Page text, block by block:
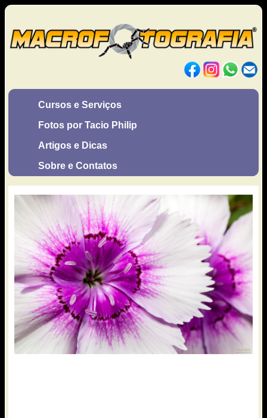
Cursos e Serviços
Fotos por Tacio Philip
Artigos e Dicas
Sobre e Contatos